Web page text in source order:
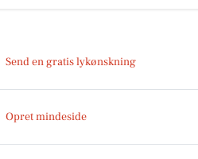
Send en gratis lykønskning
Opret mindeside